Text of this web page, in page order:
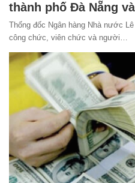
thành phố Đà Nẵng
Thống đốc Ngân hàng Nhà nước
công chức, viên chức và người…